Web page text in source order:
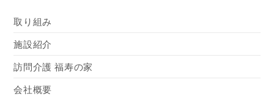
取り組み
施設紹介
訪問介護 福寿の家
会社概要